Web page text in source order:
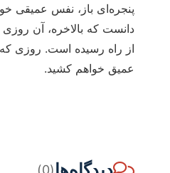
پنجره‌ای باز، نفس عمیقی
دانست که بالاخره، آن
از راه رسیده است. روزی
عمیق خواهم کشید.
(0)